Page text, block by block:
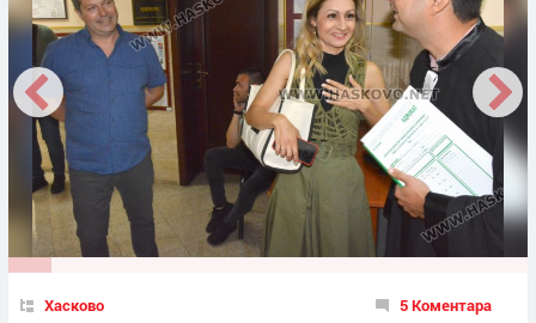
Хасково 5 Коментара